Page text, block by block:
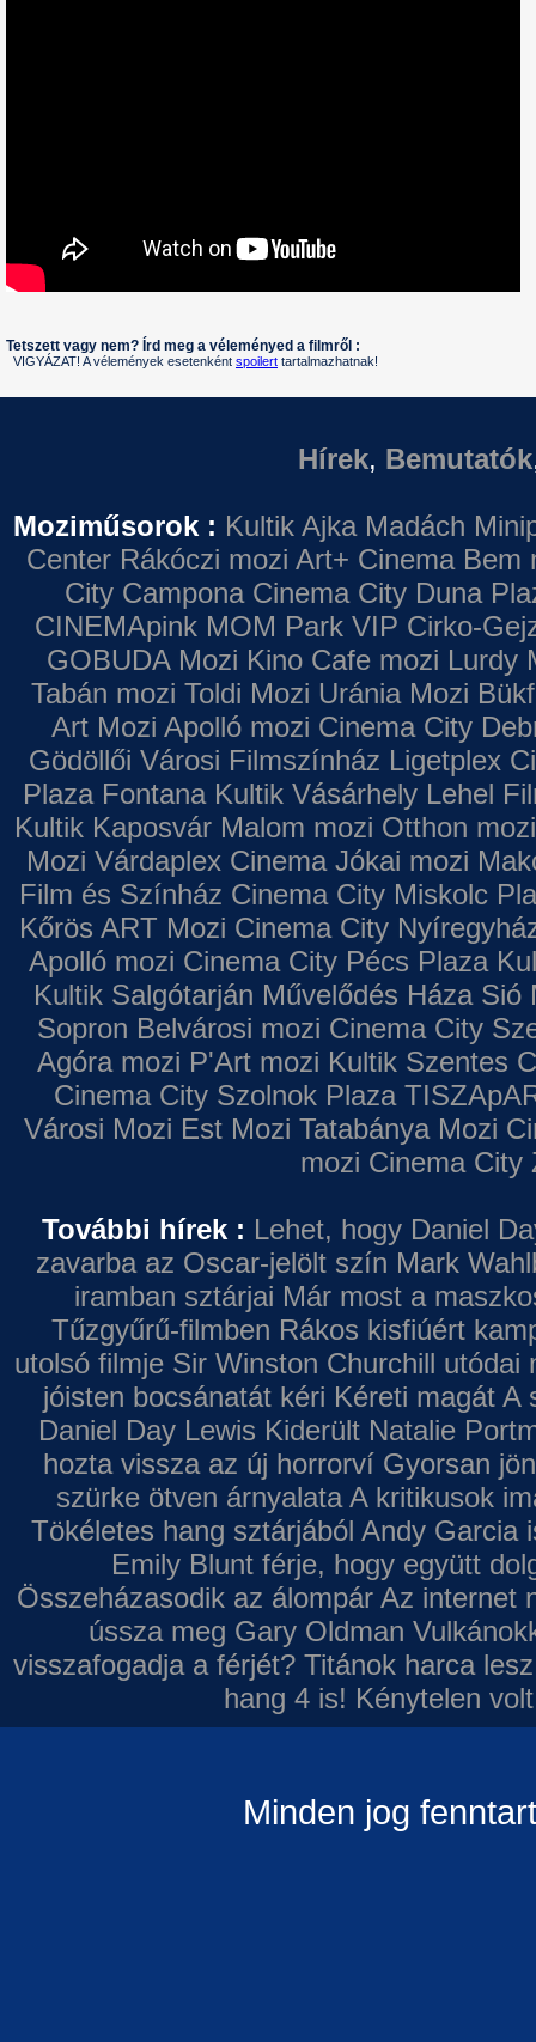
Tetszett vagy nem? Írd meg a véleményed a filmről :
VIGYÁZAT! A vélemények esetenként spoilert tartalmazhatnak!
Hírek, Bemutatók
Moziműsorok : Kultik Ajka Madách
Center Rákóczi mozi Art+ Cinema Bem
City Campona Cinema City Duna
CINEMApink MOM Park VIP Cirko-
GOBUDA Mozi Kino Cafe mozi Lurdy
Tabán mozi Toldi Mozi Uránia Mozi
Art Mozi Apolló mozi Cinema City
Gödöllői Városi Filmszínház Ligetplex
Plaza Fontana Kultik Vásárhely Lehel
Kultik Kaposvár Malom mozi Otthon mozi
Mozi Várdaplex Cinema Jókai mozi
Film és Színház Cinema City Miskolc
Kőrös ART Mozi Cinema City
Apolló mozi Cinema City Pécs Plaza
Kultik Salgótarján Művelődés Háza Sió
Sopron Belvárosi mozi Cinema City
Agóra mozi P'Art mozi Kultik Szentes
Cinema City Szolnok Plaza
Városi Mozi Est Mozi Tatabánya Mozi
mozi Cinema City
További hírek : Lehet, hogy Daniel
zavarba az Oscar-jelölt szín Mark
iramban sztárjai Már most a
Tűzgyűrű-filmben Rákos kisfiúért
utolsó filmje Sir Winston Churchill utódai
jóisten bocsánatát kéri Kéreti magát A
Daniel Day Lewis Kiderült Natalie
hozta vissza az új horrorví Gyorsan
szürke ötven árnyalata A kritikusok
Tökéletes hang sztárjából Andy Garcia
Emily Blunt férje, hogy együtt
Összeházasodik az álompár Az internet
ússza meg Gary Oldman
visszafogadja a férjét? Titánok harca
hang 4 is! Kénytelen
Minden jog